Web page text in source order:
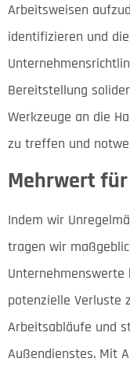
Arbeitsweisen
identifizieren und
Bereitstellung
Werkzeuge an die
zu treffen und
Mehrwert
Indem wir
tragen wir
potenzielle Verluste
Arbeitsabläufe und
Außendienstes. Mit